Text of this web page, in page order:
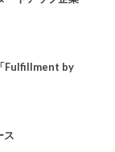
Fulfillment by
ス